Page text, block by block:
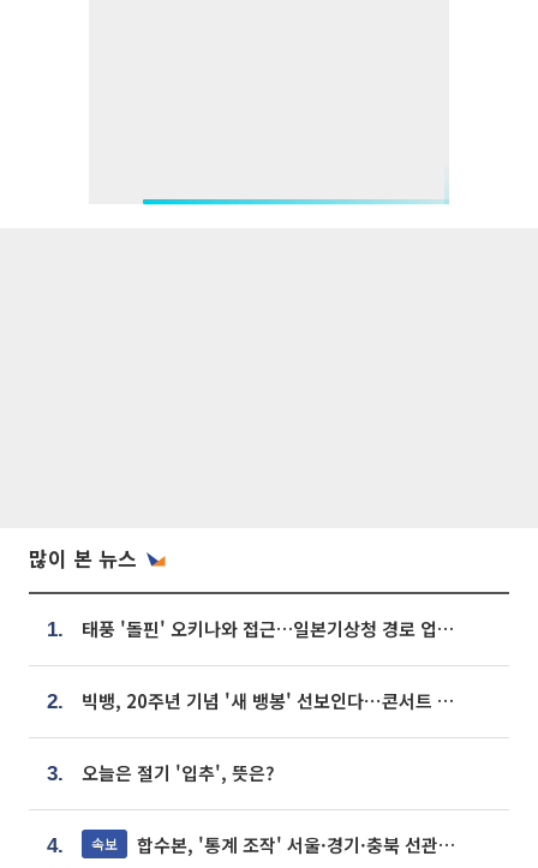
많이 본 뉴스
1. 태풍 '돌핀' 오키나와 접근…일본기상청 경로 업데이트
2. 빅뱅, 20주년 기념 '새 뱅봉' 선보인다⋯콘서트 앞두고 팝업 개최
3. 오늘은 절기 '입추', 뜻은?
4. 속보 합수본, '통계 조작' 서울·경기·충북 선관위 등 추가 압수수색